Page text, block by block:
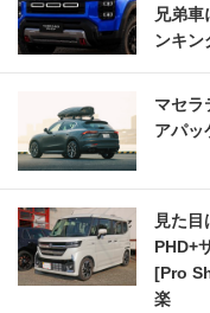
兄弟
ンキン
マセラ
アパッ
見た
PHD+
[Pro
楽